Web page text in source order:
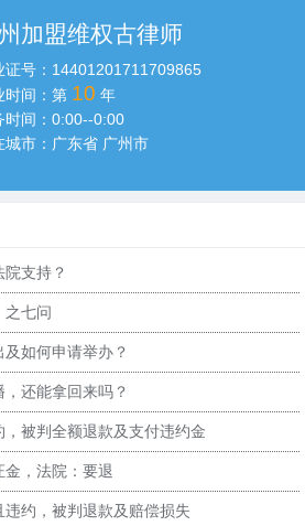
加盟维权古律师
号： 14401201711709865
时间：第 10 年
时间：0:00--0:00
城市： 广东省 广州市
支持？
之七问
如何申请举办？
还能拿回来吗？
被判全额退款及支付违约金
金，法院：要退
约，被判退款及赔偿损失